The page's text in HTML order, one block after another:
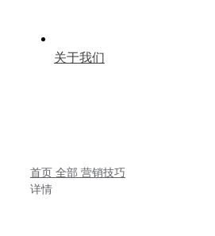
关于我们
首页 全部 营销技巧
详情